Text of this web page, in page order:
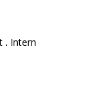
. Intern